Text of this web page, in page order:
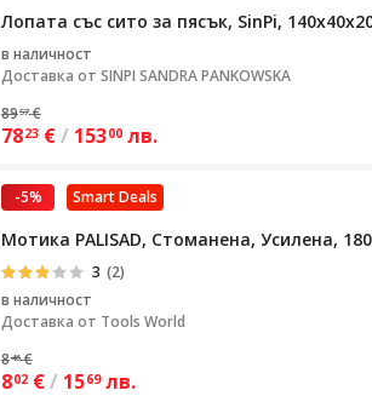
Лопата със сито за пясък, SinPi,
в наличност
Доставка от SINPI SANDRA PANKOWSKA
8957 €
7823 €/ 15300 лв.
Smart Deals
-5%
Мотика PALISAD, Стоманена, Усилена,
3 (2)
в наличност
Доставка от Tools World
846 €
802 €/ 1569 лв.